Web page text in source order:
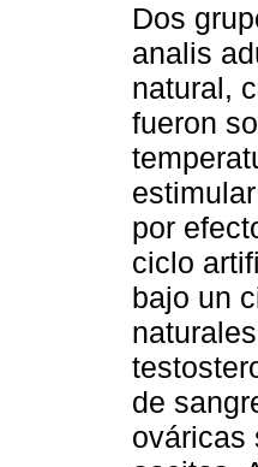
Dos
analis
natural,
fueron
por
ciclo
bajo un
de
ováricas